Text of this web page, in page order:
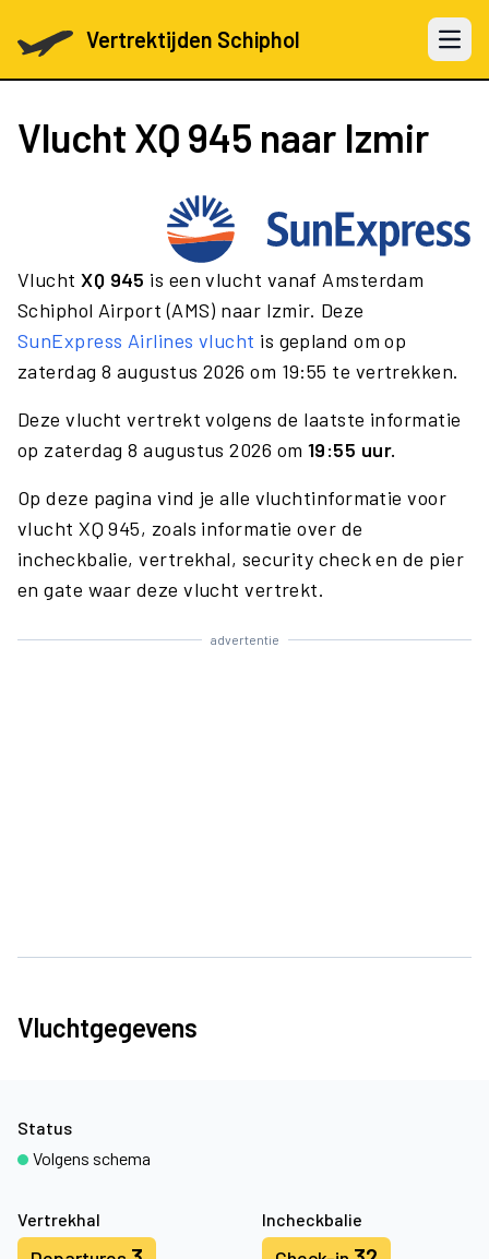
Vertrektijden Schiphol Open
Vlucht XQ 945 naar Izmir
VluchtXQ 945 is een vlucht vanaf Amsterdam
Schiphol Airport (AMS) naar Izmir. Deze
SunExpress Airlines vlucht is gepland om op
zaterdag 8 augustus 2026 om 19:55 te vertrekken.
Deze vlucht vertrekt volgens de laatste informatie
op zaterdag 8 augustus 2026 om 19:55 uur.
Op deze pagina vind je alle vluchtinformatie voor
vlucht XQ 945, zoals informatie over de
incheckbalie, vertrekhal, security check en de pier
en gate waar deze vlucht vertrekt.
advertentie
Vluchtgegevens
Vertrekhal Incheckbalie
Status
Volgens schema